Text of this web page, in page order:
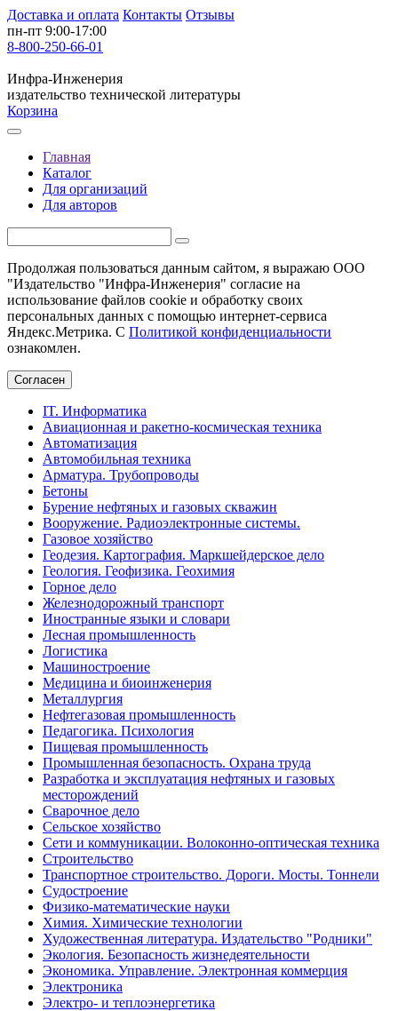
Доставка и оплата Контакты Отзывы
пн-пт 9:00-17:00
8-800-250-66-01
Инфра-Инженерия
издательство технической литературы
Корзина
Главная
Каталог
Для организаций
Для авторов
Продолжая пользоваться данным сайтом, я выражаю ООО
"Издательство "Инфра-Инженерия" согласие на
использование файлов cookie и обработку своих
персональных данных с помощью интернет-сервиса
Яндекс.Метрика. С Политикой конфиденциальности
ознакомлен.
Согласен
IT. Информатика
Авиационная и ракетно-космическая техника
Автоматизация
Автомобильная техника
Арматура. Трубопроводы
Бетоны
Бурение нефтяных и газовых скважин
Вооружение. Радиоэлектронные системы.
Газовое хозяйство
Геодезия. Картография. Маркшейдерское дело
Геология. Геофизика. Геохимия
Горное дело
Железнодорожный транспорт
Иностранные языки и словари
Лесная промышленность
Логистика
Машиностроение
Медицина и биоинженерия
Металлургия
Нефтегазовая промышленность
Педагогика. Психология
Пищевая промышленность
Промышленная безопасность. Охрана труда
Разработка и эксплуатация нефтяных и газовых
месторождений
Сварочное дело
Сельское хозяйство
Сети и коммуникации. Волоконно-оптическая техника
Строительство
Транспортное строительство. Дороги. Мосты. Тоннели
Судостроение
Физико-математические науки
Химия. Химические технологии
Художественная литература. Издательство "Родники"
Экология. Безопасность жизнедеятельности
Экономика. Управление. Электронная коммерция
Электроника
Электро- и теплоэнергетика